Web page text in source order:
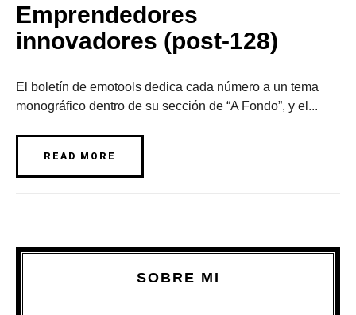
Emprendedores
innovadores (post-128)
El boletín de emotools dedica cada número a un tema
monográfico dentro de su sección de “A Fondo”, y el...
READ MORE
SOBRE MI